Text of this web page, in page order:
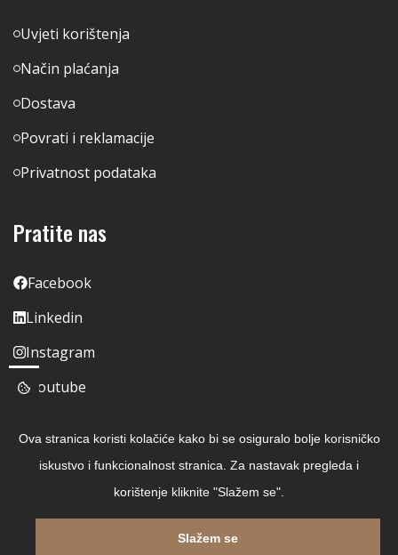
Uvjeti korištenja
Način plaćanja
Dostava
Povrati i reklamacije
Privatnost podataka
Pratite nas
Facebook
Linkedin
Instagram
Youtube
Ova stranica koristi kolačiće kako bi se osiguralo bolje korisničko
iskustvo i funkcionalnost stranica. Za nastavak pregleda i
korištenje kliknite "Slažem se".
Slažem se